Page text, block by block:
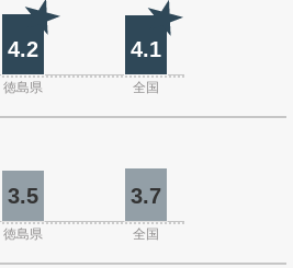
4.2 4.1
徳島県 全国
3.5 3.7
徳島県 全国